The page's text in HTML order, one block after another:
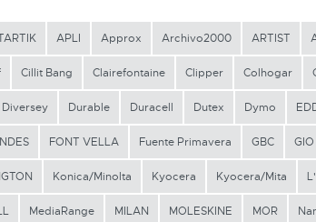
APLI Approx Archivo2000 ARTIST
Cillit Bang Clairefontaine Clipper Colhogar
Diversey Durable Duracell Dutex Dymo
FONT VELLA Fuente Primavera GBC GIO
Konica/Minolta Kyocera Kyocera/Mita
MediaRange MILAN MOLESKINE MOR